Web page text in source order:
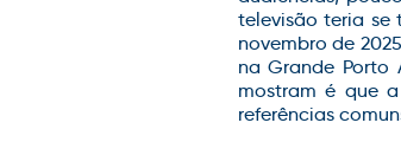
televisão teria se
novembro de 2025
na Grande Porto
mostram é que
referências